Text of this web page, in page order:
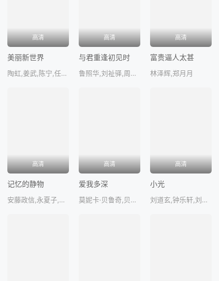
高清
美丽新世界
陶虹,姜武,陈宁,任贤齐,伍佰
高清
与君重逢初见时
鲁照华,刘祉驿,周彦哲,赵早儿,邵振
高清
富贵逼人太甚
林泽辉,郑月月
高清
记忆的静物
安藤政信,永夏子,松田里茉,伊藤清美KiyomiIto,ヴィヴィアン佐
高清
爱我多深
莫妮卡·贝鲁奇,贝尔纳·康庞,热拉尔·德帕迪约,让-皮埃尔·达鲁森,埃德瓦·贝耶
高清
小光
刘道玄,钟乐轩,刘浩骏龙,丁宁,何裕